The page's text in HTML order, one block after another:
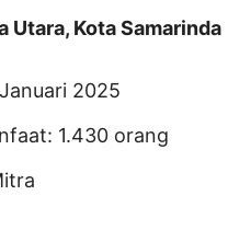
Utara, Kota Samarinda
2025
1.430 orang